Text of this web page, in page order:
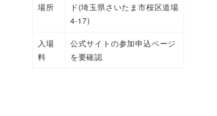
場所
ド(埼玉県さいたま市桜区道場
4-17)
入場
料
公式サイトの参加申込ページ
を要確認